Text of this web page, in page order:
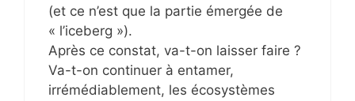
(et ce n’est que la partie émergée de
« l’iceberg »).
Après ce constat, va-t-on laisser faire ?
Va-t-on continuer à entamer,
irrémédiablement, les écosystèmes